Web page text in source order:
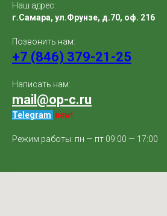
Наш адрес:
г.Самара, ул.Фрунзе, д.70, оф. 216
Позвонить нам:
+7 (846) 379-21-25
Написать нам:
mail@op-c.ru
Telegram new!
Режим работы: пн — пт 09:00 — 17:00